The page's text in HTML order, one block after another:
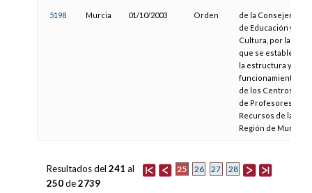
5198 Murcia 01/10/2003 Orden
de la Consejería
de Educación y
Cultura, por la
que se establece
la estructura y
funcionamiento
de los Centros
de Profesores y
Recursos de la
Región de Murcia
25 26 27 28
Resultados del 241 al
250de2739